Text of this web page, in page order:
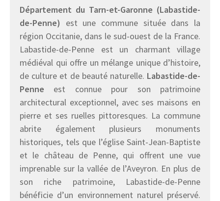
Département du Tarn-et-Garonne (Labastide-
de-Penne) est une commune située dans la
région Occitanie, dans le sud-ouest de la France.
Labastide-de-Penne est un charmant village
médiéval qui offre un mélange unique d’histoire,
de culture et de beauté naturelle. Labastide-de-
Penne est connue pour son patrimoine
architectural exceptionnel, avec ses maisons en
pierre et ses ruelles pittoresques. La commune
abrite également plusieurs monuments
historiques, tels que l’église Saint-Jean-Baptiste
et le château de Penne, qui offrent une vue
imprenable sur la vallée de l’Aveyron. En plus de
son riche patrimoine, Labastide-de-Penne
bénéficie d’un environnement naturel préservé.